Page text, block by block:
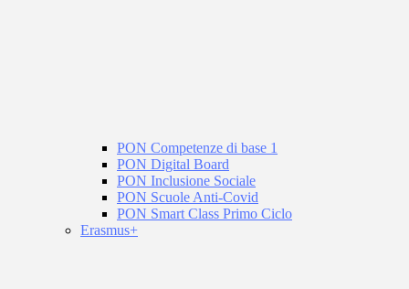
PON Competenze di base 1
PON Digital Board
PON Inclusione Sociale
PON Scuole Anti-Covid
PON Smart Class Primo Ciclo
Erasmus+